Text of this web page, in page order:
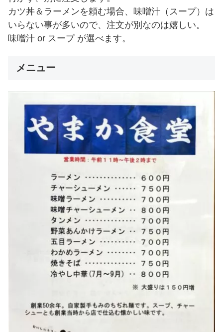
カツ丼＆ラーメンを頼む場合、味噌汁（スープ）は
いらない事が多いので、注文が別なのは嬉しい。
味噌汁 or スープ が選べます。
メニュー